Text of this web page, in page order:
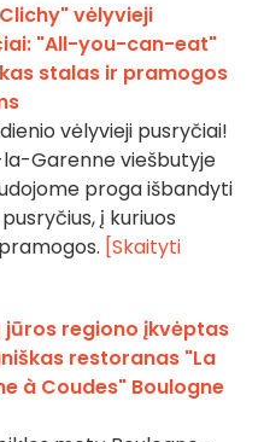
vėlyvieji
"All-you-can-eat"
stalas ir pramogos
vėlyvieji pusryčiai!
Garenne viešbutyje
proga išbandyti
į kuriuos
[Skaityti
jūros regiono įkvėptas
restoranas "La
à Coudes" Boulogne